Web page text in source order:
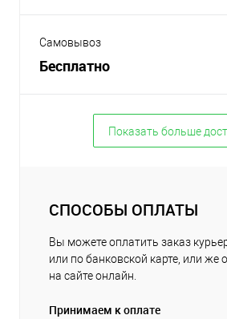
Самовывоз
Бесплатно
Показать больше
СПОСОБЫ ОПЛАТЫ
Вы можете оплатить заказ
или по банковской карте, или же
на сайте онлайн.
Принимаем к оплате